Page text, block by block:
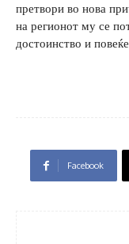
претвори во нова
на регионот му се
достоинство и
Facebook